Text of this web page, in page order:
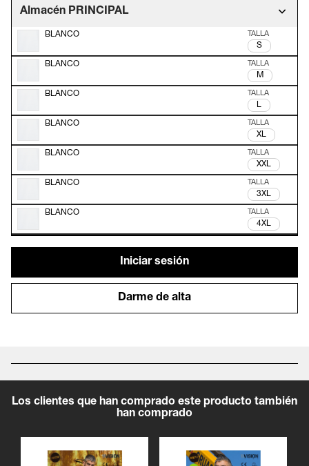
Almacén PRINCIPAL
BLANCO
S
BLANCO
M
BLANCO
L
BLANCO
XL
BLANCO
XXL
BLANCO
3XL
BLANCO
4XL
Iniciar sesión
Darme de alta
Los clientes que han comprado este producto también
han comprado